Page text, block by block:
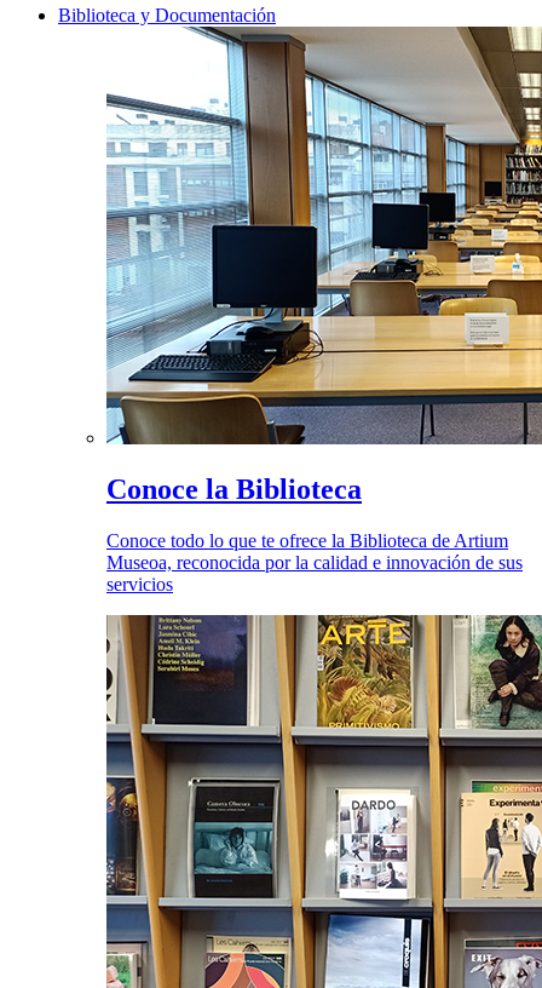
Biblioteca y Documentación
Conoce la Biblioteca
Conoce todo lo que te ofrece la Biblioteca de Artium
Museoa, reconocida por la calidad e innovación de sus
servicios